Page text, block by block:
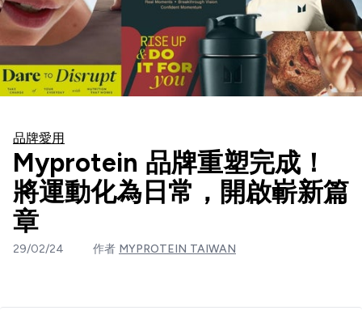
品牌愛用
Myprotein 品牌重塑完成！
將運動化為日常，開啟嶄新篇
章
29/02/24 作者 MYPROTEIN TAIWAN